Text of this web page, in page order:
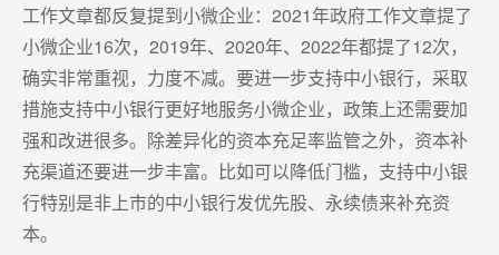
工作文章都反复提到小微企业：2021年政府工作文章提了
小微企业16次，2019年、2020年、2022年都提了12次，
确实非常重视，力度不减。要进一步支持中小银行，采取
措施支持中小银行更好地服务小微企业，政策上还需要加
强和改进很多。除差异化的资本充足率监管之外，资本补
充渠道还要进一步丰富。比如可以降低门槛，支持中小银
行特别是非上市的中小银行发优先股、永续债来补充资
本。